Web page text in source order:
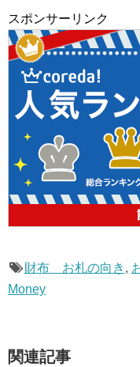
スポンサーリンク
財布 お札の向き ,
Money
関連記事